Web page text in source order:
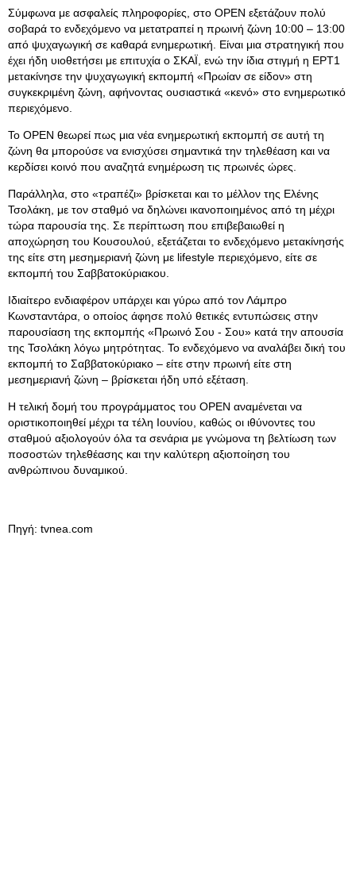
Σύμφωνα με ασφαλείς πληροφορίες, στο OPEN εξετάζουν πολύ
σοβαρά το ενδεχόμενο να μετατραπεί η πρωινή ζώνη 10:00 – 13:00
από ψυχαγωγική σε καθαρά ενημερωτική. Είναι μια στρατηγική που
έχει ήδη υιοθετήσει με επιτυχία ο ΣΚΑΪ, ενώ την ίδια στιγμή η ΕΡΤ1
μετακίνησε την ψυχαγωγική εκπομπή «Πρωίαν σε είδον» στη
συγκεκριμένη ζώνη, αφήνοντας ουσιαστικά «κενό» στο ενημερωτικό
περιεχόμενο.
Το OPEN θεωρεί πως μια νέα ενημερωτική εκπομπή σε αυτή τη
ζώνη θα μπορούσε να ενισχύσει σημαντικά την τηλεθέαση και να
κερδίσει κοινό που αναζητά ενημέρωση τις πρωινές ώρες.
Παράλληλα, στο «τραπέζι» βρίσκεται και το μέλλον της Ελένης
Τσολάκη, με τον σταθμό να δηλώνει ικανοποιημένος από τη μέχρι
τώρα παρουσία της. Σε περίπτωση που επιβεβαιωθεί η
αποχώρηση του Κουσουλού, εξετάζεται το ενδεχόμενο μετακίνησής
της είτε στη μεσημεριανή ζώνη με lifestyle περιεχόμενο, είτε σε
εκπομπή του Σαββατοκύριακου.
Ιδιαίτερο ενδιαφέρον υπάρχει και γύρω από τον Λάμπρο
Κωνσταντάρα, ο οποίος άφησε πολύ θετικές εντυπώσεις στην
παρουσίαση της εκπομπής «Πρωινό Σου - Σου» κατά την απουσία
της Τσολάκη λόγω μητρότητας. Το ενδεχόμενο να αναλάβει δική του
εκπομπή το Σαββατοκύριακο – είτε στην πρωινή είτε στη
μεσημεριανή ζώνη – βρίσκεται ήδη υπό εξέταση.
Η τελική δομή του προγράμματος του OPEN αναμένεται να
οριστικοποιηθεί μέχρι τα τέλη Ιουνίου, καθώς οι ιθύνοντες του
σταθμού αξιολογούν όλα τα σενάρια με γνώμονα τη βελτίωση των
ποσοστών τηλεθέασης και την καλύτερη αξιοποίηση του
ανθρώπινου δυναμικού.
Πηγή: tvnea.com